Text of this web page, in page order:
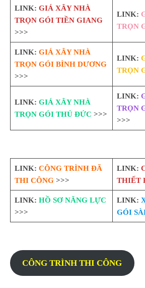
LINK: GIÁ XÂY NHÀ
TRỌN GÓI TIỀN GIANG
>>>
LINK:
TRỌN
LINK: GIÁ XÂY NHÀ
TRỌN GÓI BÌNH DƯƠNG
>>>
LINK:
TRỌN
LINK: GIÁ XÂY NHÀ
TRỌN GÓI THỦ ĐỨC >>>
LINK:
TRỌN
>>>
LINK: CÔNG TRÌNH ĐÃ
THI CÔNG>>>
LINK:
THIẾT
LINK: HỒ SƠ NĂNG LỰC
>>>
LINK:
GÓI
CÔNG TRÌNH THI CÔNG